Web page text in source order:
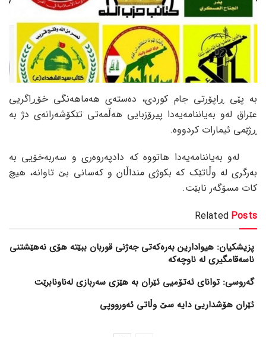
بە پێی ڕاپۆرتی جام کوردی، دەستەی هەماهەنگی خۆڕاگریی
عێراق لەو بەیاننامەیەدا پیرۆزبایی هەڵمەتی تێکۆشەرانەی دژ بە
ڕژێمی ئیمارات کردووە.
لەو بەیاننامەیەدا هاتووە کە دادپەروەری و سەربەخۆیی بە
بەرگری لە وڵاتێک کە بکوژی منداڵان و کەسانی بێ تاوانە، هیچ
کات مسۆگەر نابێت.
Related Posts
پزیشکیان: هیوادارین بەرەکەتی جەژنی قوربان ببێتە هۆی نەهێشتنی
ناسەقامگیری لە ناوچەکە
گەروسی: توانای ئەتۆمیی ئێران بە هێزی سەربازی لەناونابرێت
ئێران هۆشداریی دایە سێ وڵاتی ئەورووپی